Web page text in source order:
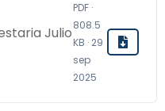
Julio
PDF ·
808.5
KB · 29
sep
2025